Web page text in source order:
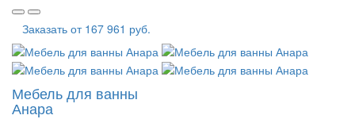
Заказать от 167 961 руб.
Мебель для ванны
Анара